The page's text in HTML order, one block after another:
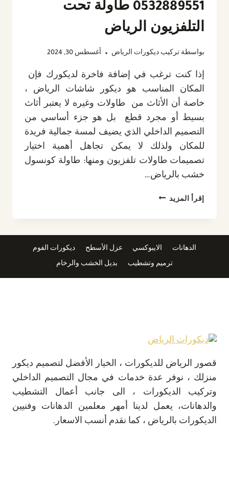
0532889551 طاولة تحت
التلفزيون الرياض
بواسطة تركيب ديكورات الرياض أغسطس 30, 2024
إذا كنت ترغب في إضافة فاخرة لديكورك فإن
المكان المناسب هو ديكور شاشات الرياض ،
خاصة أن الأثاث من طاولات وغيره لا يعتبر أثاث
بسيط أو مجرد قطع بل هو جزء أساسي من
التصميم الداخلي الذي يضيف لمسة جمالية فريدة
للمكان ولذلك لا يمكن تجاهل أهمية اختيار
تصميمات طاولات تلفزيون ومنها: طاولة كونسول
خشب بالرياض…
إقرأ المزيد ديكور
الرياض
طاولة
تحت
الدهانات الايبوكسي عزل الأسطح ديكورات الفوم
ترميم وتشطيب بديل الخشب والرخام
قصور الرياض للديكورات ، الخيار الأفضل لتصميم ديكور
منزلك ، نوفر عدة خدمات في مجال التصميم الداخلي
وتركيب الديكورات ، الى جانب أعمال التشطيب
والدهانات، يعمل لدينا أمهر معلمين الدهانات وفنيين
الديكورات بالرياض ، كما نقدم أنسب الاسعار.